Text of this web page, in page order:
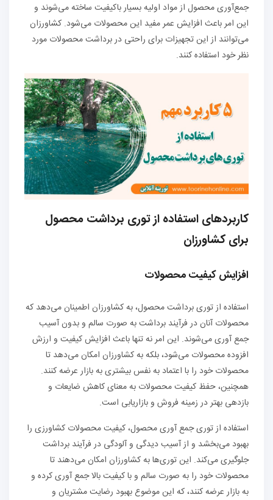
جمع‌آوری محصول از مواد اولیه بسیار باکیفیت ساخته می‌شوند و
این امر باعث افزایش عمر مفید این محصولات می‌شود. کشاورزان
می‌توانند از این تجهیزات برای راحتی در برداشت محصولات مورد
نظر خود استفاده کنند.
کاربردهای استفاده از توری برداشت محصول
برای کشاورزان
افزایش کیفیت محصولات
استفاده از توری برداشت محصول، به کشاورزان اطمینان می‌دهد که
محصولات آنان در فرآیند برداشت به صورت سالم و بدون آسیب
جمع آوری می‌شوند. این امر نه تنها باعث افزایش کیفیت و ارزش
افزوده محصولات می‌شود، بلکه به کشاورزان امکان می‌دهد تا
محصولات خود را با اعتماد به نفس بیشتری به بازار عرضه کنند.
همچنین، حفظ کیفیت محصولات به معنای کاهش ضایعات و
بازدهی بهتر در زمینه فروش و بازاریابی است.
استفاده از توری جمع آوری محصول، کیفیت محصولات کشاورزی را
بهبود می‌بخشد و از آسیب دیدگی و آلودگی در فرآیند برداشت
جلوگیری می‌کند. این توری‌ها به کشاورزان امکان می‌دهند تا
محصولات خود را به صورت سالم و با کیفیت بالا جمع آوری کرده و
به بازار عرضه کنند، که این موضوع بهبود رضایت مشتریان و